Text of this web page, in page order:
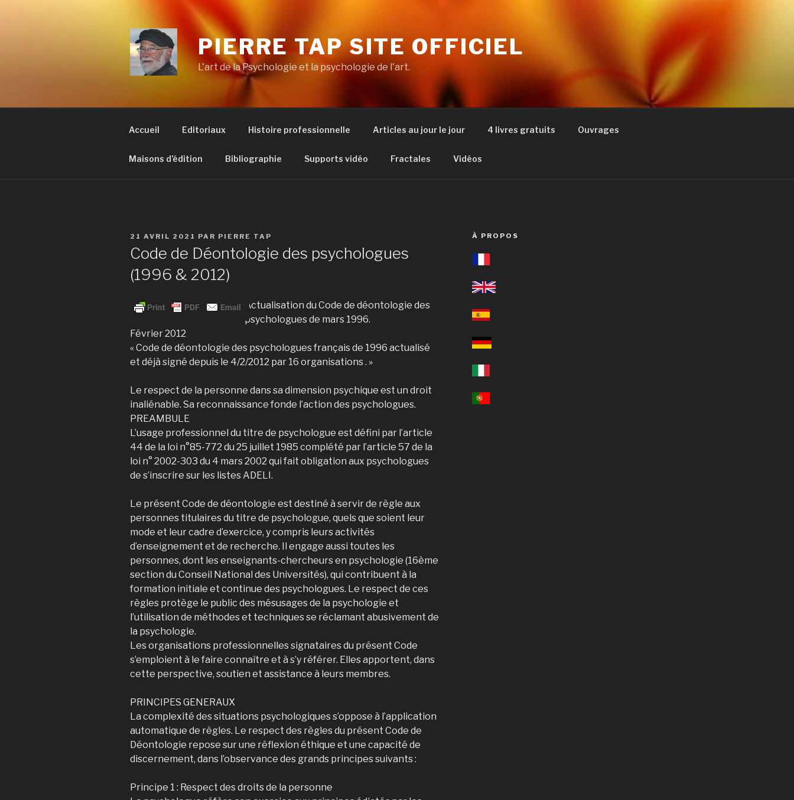
PIERRE TAP SITE OFFICIEL
L'art de la Psychologie et la psychologie de l'art.
Accueil Editoriaux Histoire professionnelle Articles au jour le jour 4 livres gratuits Ouvrages
Maisons d’édition Bibliographie Supports vidéo Fractales Vidéos
PUBLIÉ
21 AVRIL 2021 PAR PIERRE TAP
Code de Déontologie des psychologues
(1996 & 2012)
Actualisation du Code de déontologie des
psychologues de mars 1996.
Février 2012
« Code de déontologie des psychologues français de 1996 actualisé
et déjà signé depuis le 4/2/2012 par 16 organisations . »
Le respect de la personne dans sa dimension psychique est un droit
inaliénable. Sa reconnaissance fonde l’action des psychologues.
PREAMBULE
L’usage professionnel du titre de psychologue est défini par l’article
44 de la loi n°85-772 du 25 juillet 1985 complété par l’article 57 de la
loi n° 2002-303 du 4 mars 2002 qui fait obligation aux psychologues
de s’inscrire sur les listes ADELI.
Le présent Code de déontologie est destiné à servir de règle aux
personnes titulaires du titre de psychologue, quels que soient leur
mode et leur cadre d’exercice, y compris leurs activités
d’enseignement et de recherche. Il engage aussi toutes les
personnes, dont les enseignants-chercheurs en psychologie (16ème
section du Conseil National des Universités), qui contribuent à la
formation initiale et continue des psychologues. Le respect de ces
règles protège le public des mésusages de la psychologie et
l’utilisation de méthodes et techniques se réclamant abusivement de
la psychologie.
Les organisations professionnelles signataires du présent Code
s’emploient à le faire connaître et à s’y référer. Elles apportent, dans
cette perspective, soutien et assistance à leurs membres.
PRINCIPES GENERAUX
La complexité des situations psychologiques s’oppose à l’application
automatique de règles. Le respect des règles du présent Code de
Déontologie repose sur une réflexion éthique et une capacité de
discernement, dans l’observance des grands principes suivants :
Principe 1 : Respect des droits de la personne
À PROPOS